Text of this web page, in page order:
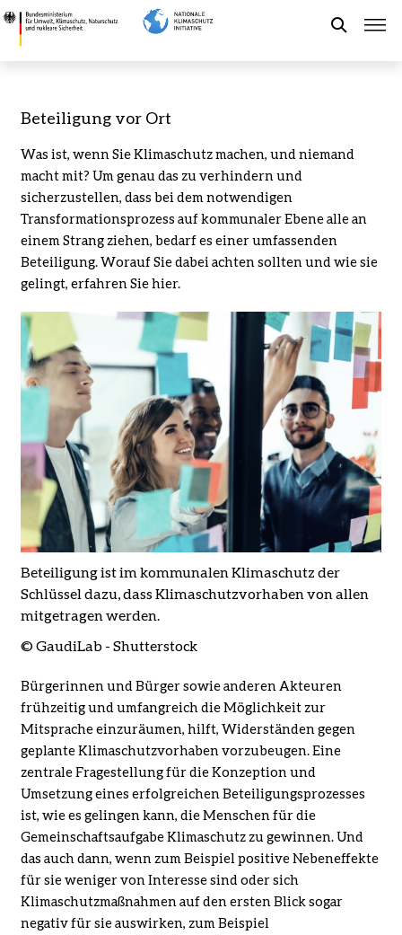
Direkt
zum
Beteiligung
vor
für
Umwelt,
Klimaschutz,
Naturschutz
und
nukleare
Sicherheit
Kommunaler Klimaschutz
Aktuelles
Leichte Sprache
Beteiligung vor Ort
Was ist, wenn Sie Klimaschutz machen, und niemand
macht mit? Um genau das zu verhindern und
sicherzustellen, dass bei dem notwendigen
Transformationsprozess auf kommunaler Ebene alle an
einem Strang ziehen, bedarf es einer umfassenden
Beteiligung. Worauf Sie dabei achten sollten und wie sie
gelingt, erfahren Sie hier.
Beteiligung ist im kommunalen Klimaschutz der
Schlüssel dazu, dass Klimaschutzvorhaben von allen
mitgetragen werden.
© GaudiLab - Shutterstock
Bürgerinnen und Bürger sowie anderen Akteuren
frühzeitig und umfangreich die Möglichkeit zur
Mitsprache einzuräumen, hilft, Widerständen gegen
geplante Klimaschutzvorhaben vorzubeugen. Eine
zentrale Fragestellung für die Konzeption und
Umsetzung eines erfolgreichen Beteiligungsprozesses
ist, wie es gelingen kann, die Menschen für die
Gemeinschaftsaufgabe Klimaschutz zu gewinnen. Und
das auch dann, wenn zum Beispiel positive Nebeneffekte
für sie weniger von Interesse sind oder sich
Klimaschutzmaßnahmen auf den ersten Blick sogar
negativ für sie auswirken, zum Beispiel